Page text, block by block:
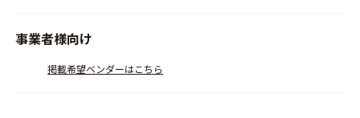
事業者様向け
掲載希望ベンダーはこちら